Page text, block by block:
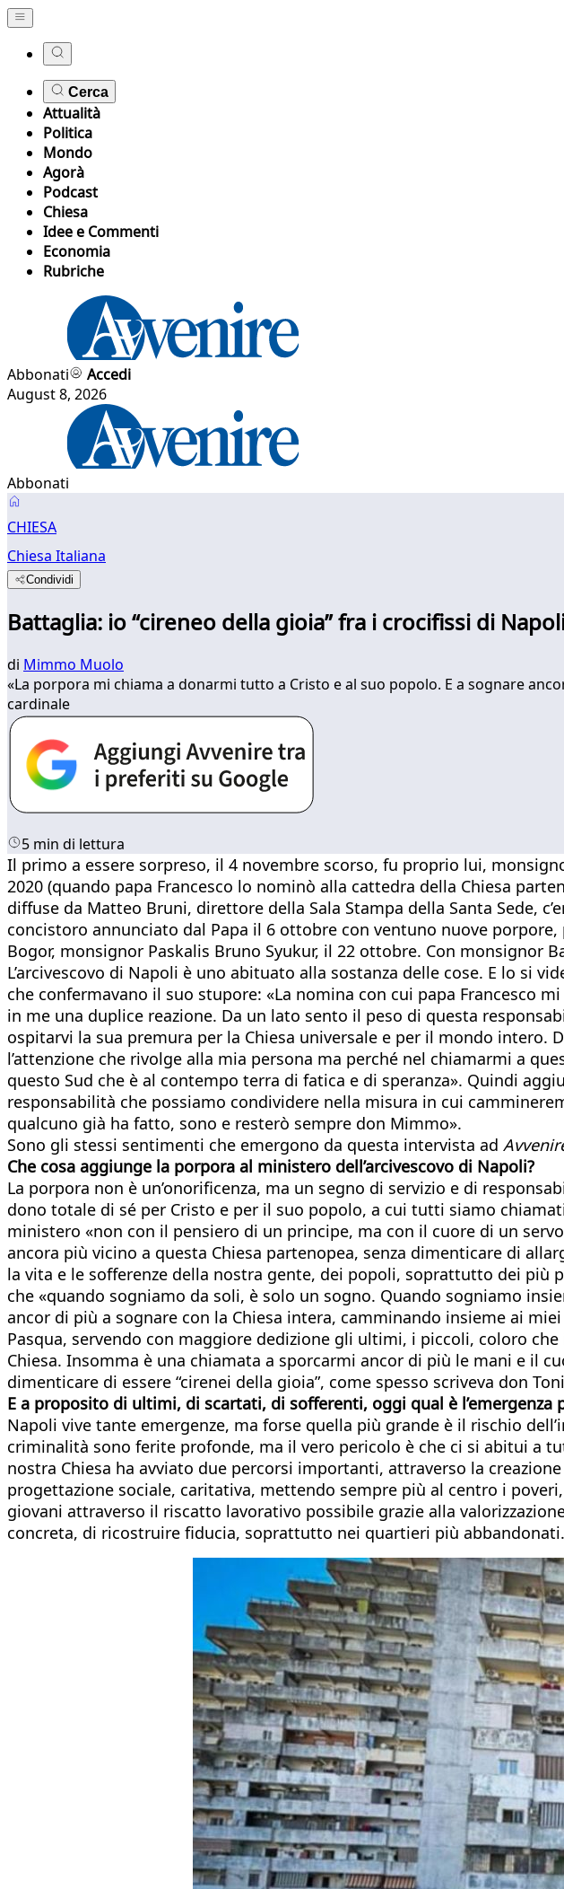
Cerca
Attualità
Politica
Mondo
Agorà
Podcast
Chiesa
Idee e Commenti
Economia
Rubriche
Abbonati
Accedi
August 8, 2026
Abbonati
CHIESA
Chiesa Italiana
Condividi
Battaglia: io “cireneo della gioia” fra i crocifissi di
di Mimmo Muolo
«La porpora mi chiama a donarmi tutto a Cristo e al suo popolo. E a sognare
cardinale
5 min di lettura
Il primo a essere sorpreso, il 4 novembre scorso, fu proprio lui,
2020 (quando papa Francesco lo nominò alla cattedra della Chiesa
diffuse da Matteo Bruni, direttore della Sala Stampa della Santa Sede,
concistoro annunciato dal Papa il 6 ottobre con ventuno nuove
Bogor, monsignor Paskalis Bruno Syukur, il 22 ottobre. Con
L’arcivescovo di Napoli è uno abituato alla sostanza delle cose. E lo si
che confermavano il suo stupore: «La nomina con cui papa Francesco
in me una duplice reazione. Da un lato sento il peso di questa
ospitarvi la sua premura per la Chiesa universale e per il mondo intero.
l’attenzione che rivolge alla mia persona ma perché nel chiamarmi a
questo Sud che è al contempo terra di fatica e di speranza». Quindi
responsabilità che possiamo condividere nella misura in cui
qualcuno già ha fatto, sono e resterò sempre don Mimmo».
Sono gli stessi sentimenti che emergono da questa intervista ad
Che cosa aggiunge la porpora al ministero dell’arcivescovo di Napoli?
La porpora non è un’onorificenza, ma un segno di servizio e di
dono totale di sé per Cristo e per il suo popolo, a cui tutti siamo
ministero «non con il pensiero di un principe, ma con il cuore di un
ancora più vicino a questa Chiesa partenopea, senza dimenticare di
la vita e le sofferenze della nostra gente, dei popoli, soprattutto dei più
che «quando sogniamo da soli, è solo un sogno. Quando sogniamo
ancor di più a sognare con la Chiesa intera, camminando insieme ai
Pasqua, servendo con maggiore dedizione gli ultimi, i piccoli, coloro
Chiesa. Insomma è una chiamata a sporcarmi ancor di più le mani e il
dimenticare di essere “cirenei della gioia”, come spesso scriveva don
E a proposito di ultimi, di scartati, di sofferenti, oggi qual è l’emergenza
Napoli vive tante emergenze, ma forse quella più grande è il rischio
criminalità sono ferite profonde, ma il vero pericolo è che ci si abitui a
nostra Chiesa ha avviato due percorsi importanti, attraverso la
progettazione sociale, caritativa, mettendo sempre più al centro i
giovani attraverso il riscatto lavorativo possibile grazie alla
concreta, di ricostruire fiducia, soprattutto nei quartieri più